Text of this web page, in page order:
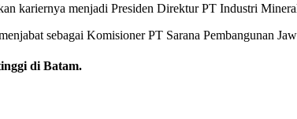
kariernya menjadi Presiden Direktur PT Industri
sebagai Komisioner PT Sarana Pembangunan
di Batam.